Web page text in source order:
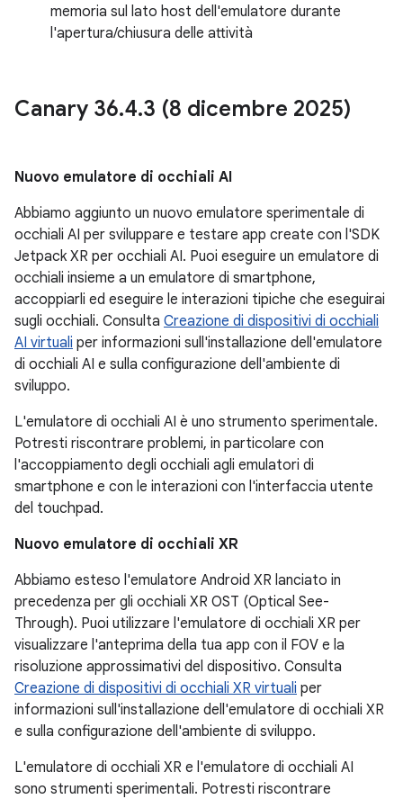
memoria sul lato host dell'emulatore durante
l'apertura/chiusura delle attività
Canary 36.4.3 (8 dicembre 2025)
Nuovo emulatore di occhiali AI
Abbiamo aggiunto un nuovo emulatore sperimentale di
occhiali AI per sviluppare e testare app create con l'SDK
Jetpack XR per occhiali AI. Puoi eseguire un emulatore di
occhiali insieme a un emulatore di smartphone,
accoppiarli ed eseguire le interazioni tipiche che eseguirai
sugli occhiali. Consulta Creazione di dispositivi di occhiali
AI virtuali per informazioni sull'installazione dell'emulatore
di occhiali AI e sulla configurazione dell'ambiente di
sviluppo.
L'emulatore di occhiali AI è uno strumento sperimentale.
Potresti riscontrare problemi, in particolare con
l'accoppiamento degli occhiali agli emulatori di
smartphone e con le interazioni con l'interfaccia utente
del touchpad.
Nuovo emulatore di occhiali XR
Abbiamo esteso l'emulatore Android XR lanciato in
precedenza per gli occhiali XR OST (Optical See-
Through). Puoi utilizzare l'emulatore di occhiali XR per
visualizzare l'anteprima della tua app con il FOV e la
risoluzione approssimativi del dispositivo. Consulta
Creazione di dispositivi di occhiali XR virtuali per
informazioni sull'installazione dell'emulatore di occhiali XR
e sulla configurazione dell'ambiente di sviluppo.
L'emulatore di occhiali XR e l'emulatore di occhiali AI
sono strumenti sperimentali. Potresti riscontrare